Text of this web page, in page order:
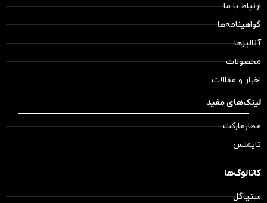
ارتباط با ما
گواهینامه‌ها
آنالیزها
محصولات
اخبار و مقالات
لینک‌های مفید
عطارمارکت
تایملس
کاتالوگ‌ها
ستیاگل